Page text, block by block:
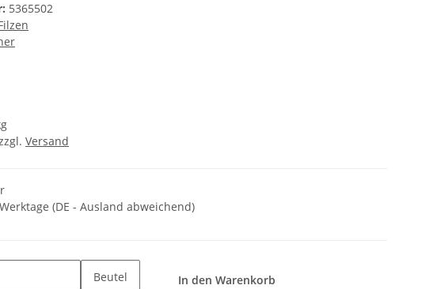
5365502
Versand
(DE - Ausland abweichend)
Beutel In den Warenkorb